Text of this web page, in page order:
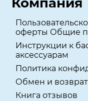
оферты Общие
Инструкции к
аксессуарам
Политика
Обмен и возврат
Книга отзывов